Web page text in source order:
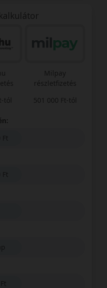
tól
Milpay
részletfizetés
501 000 Ft-tól
Ft
Ft